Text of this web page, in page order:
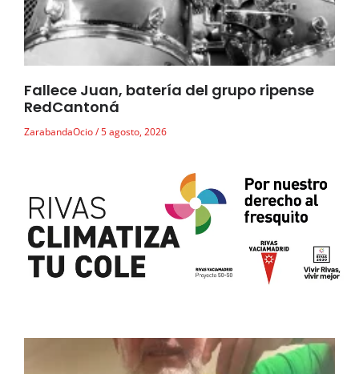
Fallece Juan, batería del grupo ripense
RedCantoná
ZarabandaOcio 5 agosto, 2026